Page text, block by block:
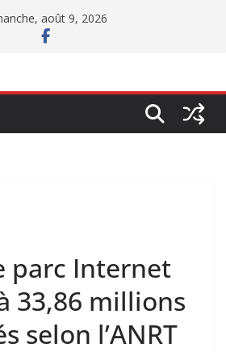
août 9, 2026
parc Internet
33,86 millions
selon l’ANRT